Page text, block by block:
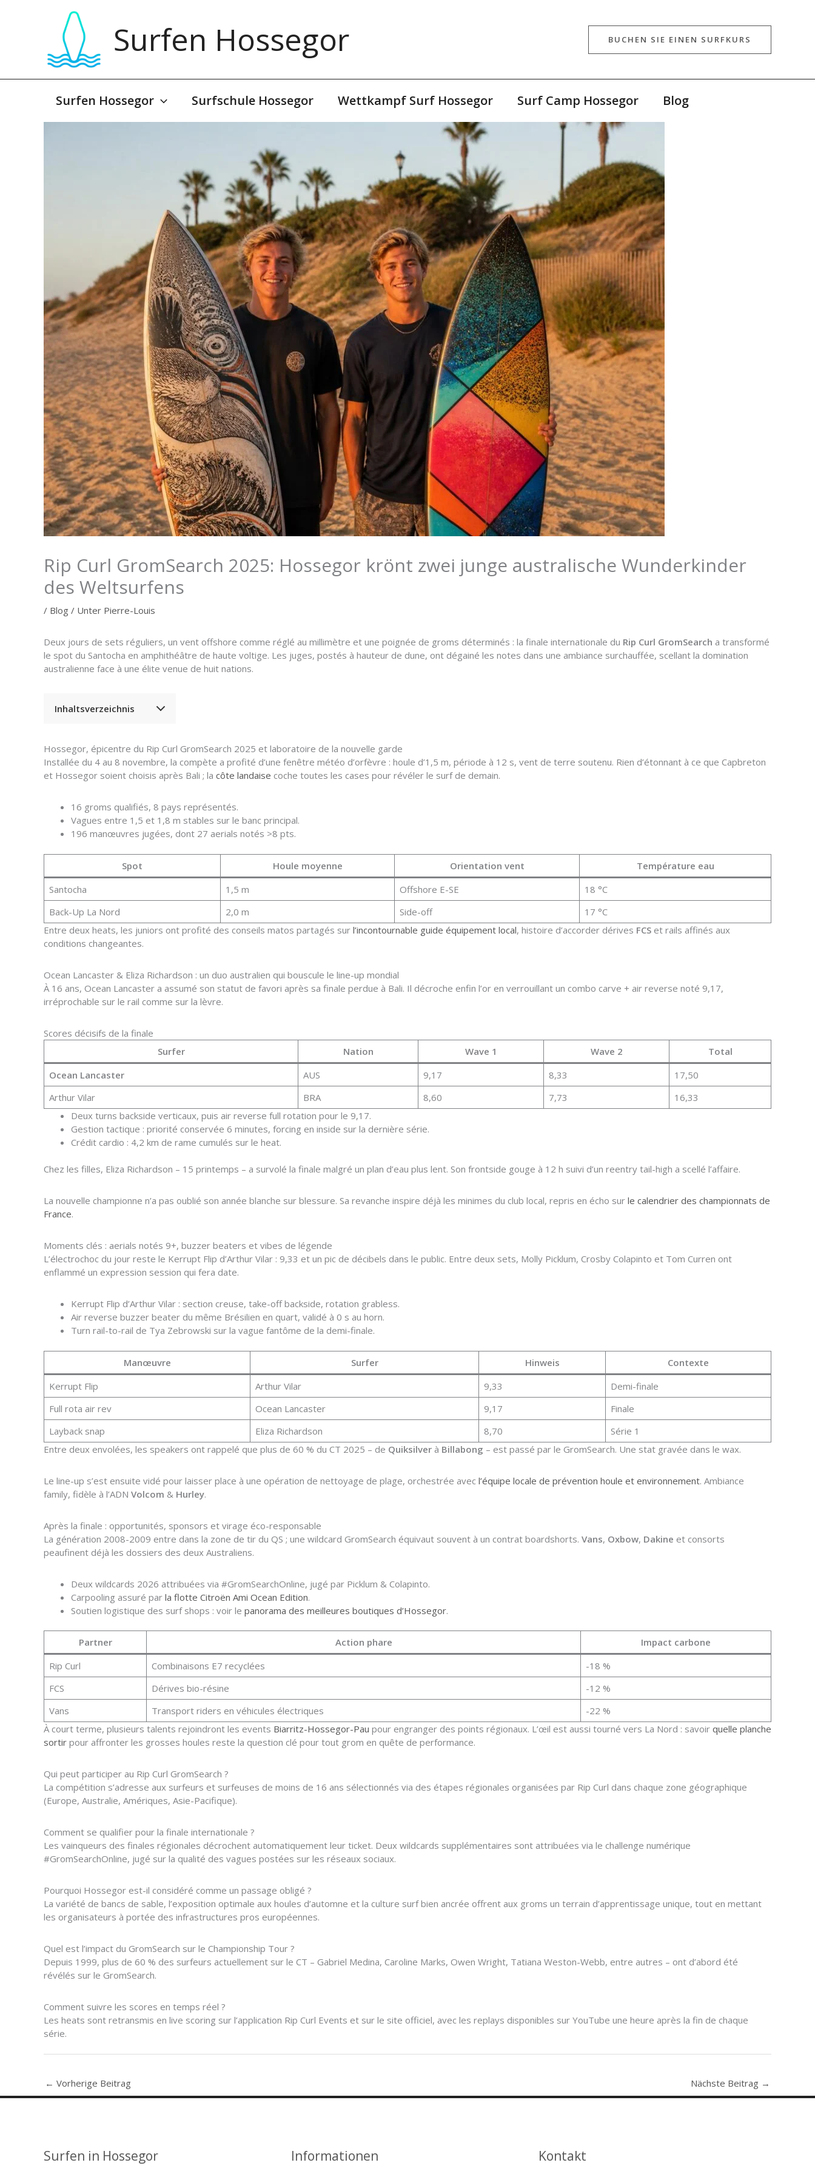
Surfen Hossegor BUCHEN SIE EINEN SURFKURS
Surfen Hossegor Surfschule Hossegor Wettkampf Surf Hossegor Surf Camp Hossegor Blog
Rip Curl GromSearch 2025: Hossegor krönt zwei junge australische Wunderkinder
des Weltsurfens
/ Blog / Unter Pierre-Louis
Deux jours de sets réguliers, un vent offshore comme réglé au millimètre et une poignée de groms déterminés : la finale internationale du Rip Curl GromSearch a transformé
le spot du Santocha en amphithéâtre de haute voltige. Les juges, postés à hauteur de dune, ont dégainé les notes dans une ambiance surchauffée, scellant la domination
australienne face à une élite venue de huit nations.
Inhaltsverzeichnis
Hossegor, épicentre du Rip Curl GromSearch 2025 et laboratoire de la nouvelle garde
Installée du 4 au 8 novembre, la compète a profité d’une fenêtre météo d’orfèvre : houle d’1,5 m, période à 12 s, vent de terre soutenu. Rien d’étonnant à ce que Capbreton
et Hossegor soient choisis après Bali ; la côte landaise coche toutes les cases pour révéler le surf de demain.
16 groms qualifiés, 8 pays représentés.
Vagues entre 1,5 et 1,8 m stables sur le banc principal.
196 manœuvres jugées, dont 27 aerials notés >8 pts.
Spot Houle moyenne Orientation vent
Température eau
Santocha
1,5 m Offshore E-SE
18 °C
Back-Up La Nord
2,0 m Side-off
17 °C
Entre deux heats, les juniors ont profité des conseils matos partagés sur l’incontournable guide équipement local, histoire d’accorder dérives FCS et rails affinés aux
conditions changeantes.
Ocean Lancaster & Eliza Richardson : un duo australien qui bouscule le line-up mondial
À 16 ans, Ocean Lancaster a assumé son statut de favori après sa finale perdue à Bali. Il décroche enfin l’or en verrouillant un combo carve + air reverse noté 9,17,
irréprochable sur le rail comme sur la lèvre.
Scores décisifs de la finale
Surfer
Nation Wave 1 Wave 2
Total
Ocean Lancaster
AUS 9,17 8,33
17,50
Arthur Vilar
BRA 8,60 7,73
16,33
Deux turns backside verticaux, puis air reverse full rotation pour le 9,17.
Gestion tactique : priorité conservée 6 minutes, forcing en inside sur la dernière série.
Crédit cardio : 4,2 km de rame cumulés sur le heat.
Chez les filles, Eliza Richardson – 15 printemps – a survolé la finale malgré un plan d’eau plus lent. Son frontside gouge à 12 h suivi d’un reentry tail-high a scellé l’affaire.
La nouvelle championne n’a pas oublié son année blanche sur blessure. Sa revanche inspire déjà les minimes du club local, repris en écho sur le calendrier des championnats de
France.
Moments clés : aerials notés 9+, buzzer beaters et vibes de légende
L’électrochoc du jour reste le Kerrupt Flip d’Arthur Vilar : 9,33 et un pic de décibels dans le public. Entre deux sets, Molly Picklum, Crosby Colapinto et Tom Curren ont
enflammé un expression session qui fera date.
Kerrupt Flip d’Arthur Vilar : section creuse, take-off backside, rotation grabless.
Air reverse buzzer beater du même Brésilien en quart, validé à 0 s au horn.
Turn rail-to-rail de Tya Zebrowski sur la vague fantôme de la demi-finale.
Manœuvre Surfer Hinweis
Contexte
Kerrupt Flip
Arthur Vilar 9,33
Demi-finale
Full rota air rev
Ocean Lancaster 9,17
Finale
Layback snap
Eliza Richardson 8,70
Série 1
Entre deux envolées, les speakers ont rappelé que plus de 60 % du CT 2025 – de Quiksilver à Billabong – est passé par le GromSearch. Une stat gravée dans le wax.
Le line-up s’est ensuite vidé pour laisser place à une opération de nettoyage de plage, orchestrée avec l’équipe locale de prévention houle et environnement. Ambiance
family, fidèle à l’ADN Volcom & Hurley.
Après la finale : opportunités, sponsors et virage éco-responsable
La génération 2008-2009 entre dans la zone de tir du QS ; une wildcard GromSearch équivaut souvent à un contrat boardshorts. Vans, Oxbow, Dakine et consorts
peaufinent déjà les dossiers des deux Australiens.
Deux wildcards 2026 attribuées via #GromSearchOnline, jugé par Picklum & Colapinto.
Carpooling assuré par la flotte Citroën Ami Ocean Edition.
Soutien logistique des surf shops : voir le panorama des meilleures boutiques d’Hossegor.
Partner Action phare
Impact carbone
Rip Curl
Combinaisons E7 recyclées
-18 %
FCS
Dérives bio-résine
-12 %
Vans
Transport riders en véhicules électriques
-22 %
À court terme, plusieurs talents rejoindront les events Biarritz-Hossegor-Pau pour engranger des points régionaux. L’œil est aussi tourné vers La Nord : savoir quelle planche
sortir pour affronter les grosses houles reste la question clé pour tout grom en quête de performance.
Qui peut participer au Rip Curl GromSearch ?
La compétition s’adresse aux surfeurs et surfeuses de moins de 16 ans sélectionnés via des étapes régionales organisées par Rip Curl dans chaque zone géographique
(Europe, Australie, Amériques, Asie-Pacifique).
Comment se qualifier pour la finale internationale ?
Les vainqueurs des finales régionales décrochent automatiquement leur ticket. Deux wildcards supplémentaires sont attribuées via le challenge numérique
#GromSearchOnline, jugé sur la qualité des vagues postées sur les réseaux sociaux.
Pourquoi Hossegor est-il considéré comme un passage obligé ?
La variété de bancs de sable, l’exposition optimale aux houles d’automne et la culture surf bien ancrée offrent aux groms un terrain d’apprentissage unique, tout en mettant
les organisateurs à portée des infrastructures pros européennes.
Quel est l’impact du GromSearch sur le Championship Tour ?
Depuis 1999, plus de 60 % des surfeurs actuellement sur le CT – Gabriel Medina, Caroline Marks, Owen Wright, Tatiana Weston-Webb, entre autres – ont d’abord été
révélés sur le GromSearch.
Comment suivre les scores en temps réel ?
Les heats sont retransmis en live scoring sur l’application Rip Curl Events et sur le site officiel, avec les replays disponibles sur YouTube une heure après la fin de chaque
série.
← Vorherige Beitrag Nächste Beitrag →
Surfen in Hossegor Informationen Kontakt